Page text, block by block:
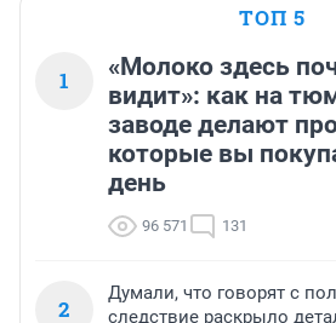
ТОП 5
1
«Молоко здесь
видит»: как на
заводе делают
которые вы
день
96 571 131
2
Думали, что говорят с
следствие раскрыло